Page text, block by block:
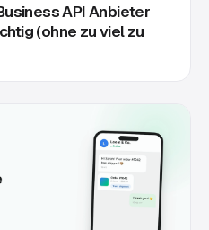
API Anbieter
(ohne zu viel zu